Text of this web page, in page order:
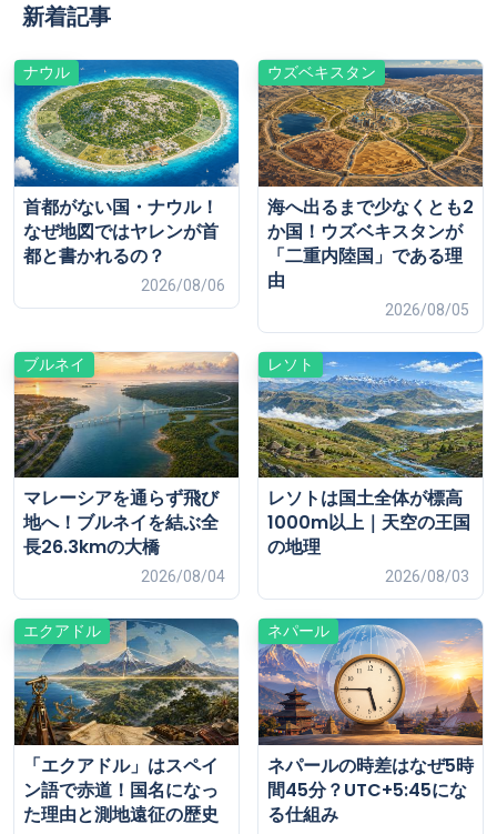
新着記事
ナウル
首都がない国・ナウル！
なぜ地図ではヤレンが首
都と書かれるの？
2026/08/06
ウズベキスタン
海へ出るまで少なくとも2
か国！ウズベキスタンが
「二重内陸国」である理
由
2026/08/05
ブルネイ
マレーシアを通らず飛び
地へ！ブルネイを結ぶ全
長26.3kmの大橋
2026/08/04
レソト
レソトは国土全体が標高
1000m以上｜天空の王国
の地理
2026/08/03
エクアドル
「エクアドル」はスペイ
ン語で赤道！国名になっ
た理由と測地遠征の歴史
ネパール
ネパールの時差はなぜ5時
間45分？UTC+5:45にな
る仕組み